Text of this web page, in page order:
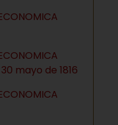
mayo de 1816